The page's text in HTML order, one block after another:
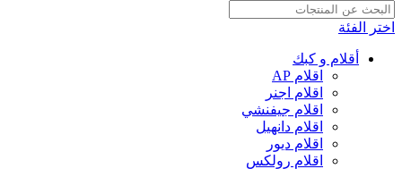
اختر الفئة
أقلام و كبك
اقلام AP
اقلام اجنر
اقلام جيفنشي
اقلام دانهيل
اقلام ديور
اقلام رولكس